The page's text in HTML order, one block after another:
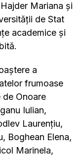
Mariana și
de Stat
academice și
a
frumoase
Onoare
Iulian,
Laurențiu,
Boghean Elena,
Marinela,